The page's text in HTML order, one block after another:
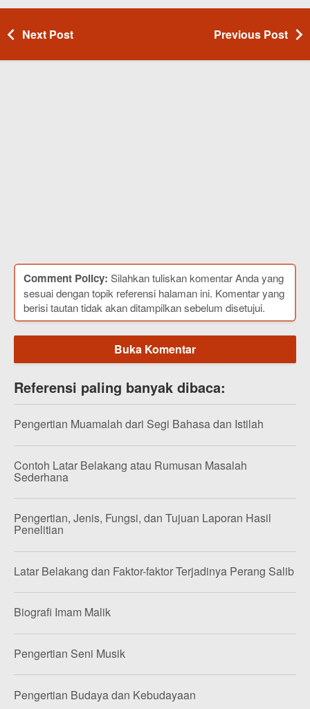
Next Post Previous Post
Comment Policy: Silahkan tuliskan komentar Anda yang
sesuai dengan topik referensi halaman ini. Komentar yang
berisi tautan tidak akan ditampilkan sebelum disetujui.
Buka Komentar
Referensi paling banyak dibaca:
Pengertian Muamalah dari Segi Bahasa dan Istilah
Contoh Latar Belakang atau Rumusan Masalah
Sederhana
Pengertian, Jenis, Fungsi, dan Tujuan Laporan Hasil
Penelitian
Latar Belakang dan Faktor-faktor Terjadinya Perang Salib
Biografi Imam Malik
Pengertian Seni Musik
Pengertian Budaya dan Kebudayaan